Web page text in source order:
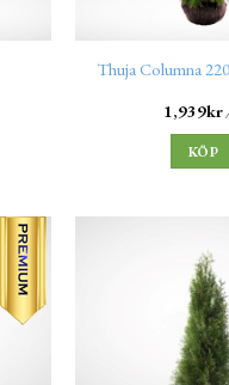
Thuja Columna
1,939kr
KÖP